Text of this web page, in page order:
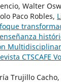
Walter
Paco Robles,
CTSCAFE
Trujillo Cacho,